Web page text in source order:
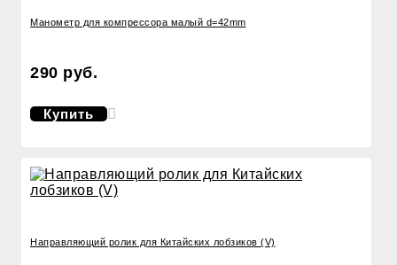
Манометр для компрессора малый d=42mm
290 руб.
Купить
Направляющий ролик для Китайских лобзиков (V)